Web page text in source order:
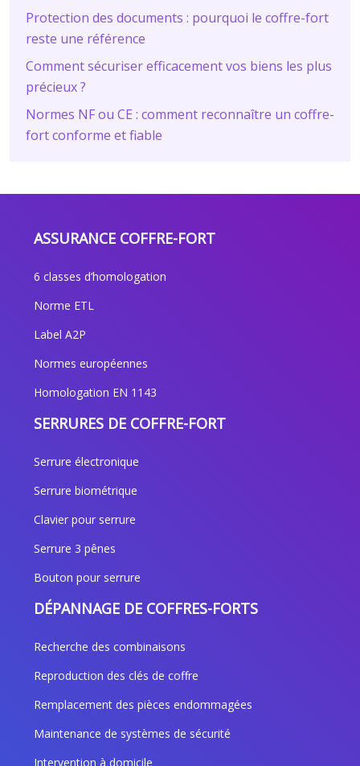
Protection des documents : pourquoi le coffre-fort
reste une référence
Comment sécuriser efficacement vos biens les plus
précieux ?
Normes NF ou CE : comment reconnaître un coffre-
fort conforme et fiable
ASSURANCE COFFRE-FORT
6 classes d’homologation
Norme ETL
Label A2P
Normes européennes
Homologation EN 1143
SERRURES DE COFFRE-FORT
Serrure électronique
Serrure biométrique
Clavier pour serrure
Serrure 3 pênes
Bouton pour serrure
DÉPANNAGE DE COFFRES-FORTS
Recherche des combinaisons
Reproduction des clés de coffre
Remplacement des pièces endommagées
Maintenance de systèmes de sécurité
Intervention à domicile